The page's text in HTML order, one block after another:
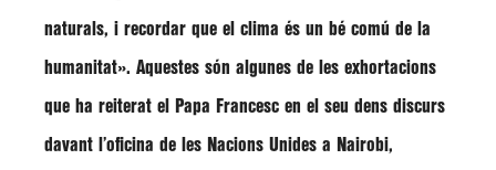
naturals, i recordar que el clima és un bé comú de la
humanitat». Aquestes són algunes de les exhortacions
que ha reiterat el Papa Francesc en el seu dens discurs
davant l’oficina de les Nacions Unides a Nairobi,